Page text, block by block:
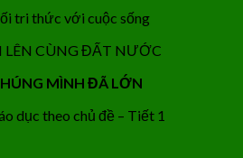
tri thức với cuộc sống
LÊN CÙNG ĐẤT NƯỚC
MÌNH ĐÃ LỚN
dục theo chủ đề – Tiết 1